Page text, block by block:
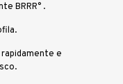
BRRR° .
e